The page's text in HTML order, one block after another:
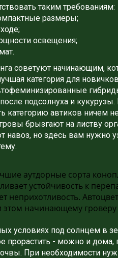
таким требованиям:
размеры;
освещения;
советуют начинающим,
категория для
подсолнуха и
категорию автиков ничем
брызгают на листву
навоз, но здесь вам нужно
аутдорные сорта
устойчивость к
неприхотливость.
этом начинающему
условиях под солнцем в
прорастить - можно и
При необходимости